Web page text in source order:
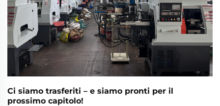
Ci siamo trasferiti – e siamo pronti per il
prossimo capitolo!